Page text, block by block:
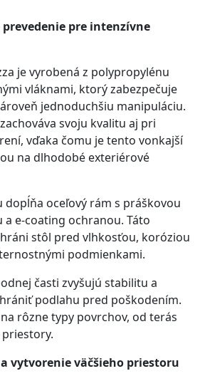
pre intenzívne
je vyrobená z polypropylénu
vláknami, ktorý zabezpečuje
jednoduchšiu manipuláciu.
svoju kvalitu aj pri
vďaka čomu je tento vonkajší
na dlhodobé exteriérové
oceľový rám s práškovou
e-coating ochranou. Táto
stôl pred vlhkosťou, koróziou
podmienkami.
časti zvyšujú stabilitu a
podlahu pred poškodením.
rôzne typy povrchov, od terás
vytvorenie väčšieho priestoru